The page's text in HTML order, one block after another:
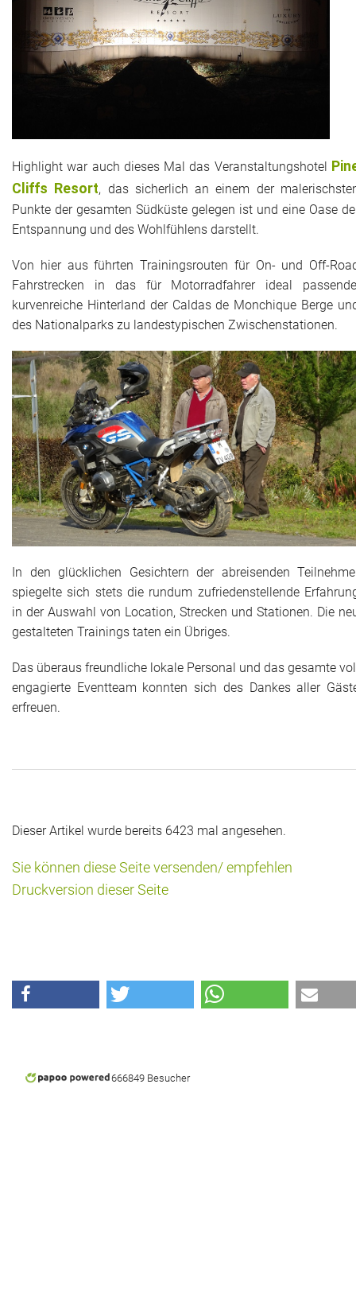
Peter's "on-the-road" Tipps
Sprüche
Ganz speziell
Highlight war auch dieses Mal das Veranstaltungshotel
Cliffs Resort, das sicherlich an einem der
Punkte der gesamten Südküste gelegen ist und eine Oase
Entspannung und des Wohlfühlens darstellt.
Von hier aus führten Trainingsrouten für On- und Off-
Fahrstrecken in das für Motorradfahrer ideal
kurvenreiche Hinterland der Caldas de Monchique Berge
des Nationalparks zu landestypischen Zwischenstationen.
In den glücklichen Gesichtern der abreisenden
spiegelte sich stets die rundum zufriedenstellende
in der Auswahl von Location, Strecken und Stationen. Die
gestalteten Trainings taten ein Übriges.
Das überaus freundliche lokale Personal und das gesamte
engagierte Eventteam konnten sich des Dankes aller
erfreuen.
Dieser Artikel wurde bereits 6423 mal angesehen.
Sie können diese Seite versenden/ empfehlen
Druckversion dieser Seite
666849 Besucher